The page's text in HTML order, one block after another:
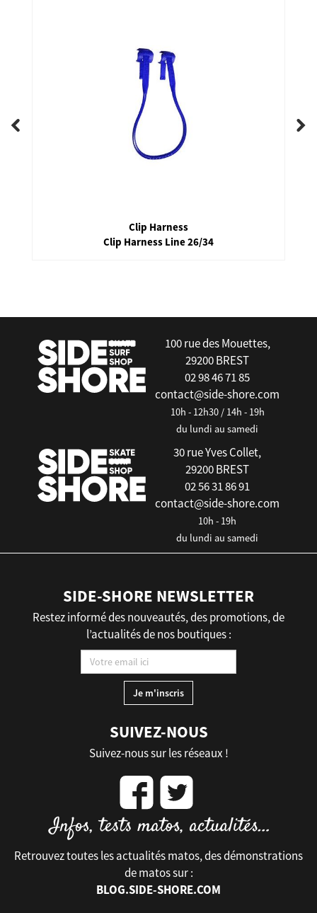
Clip Harness
Clip Harness Line 26/34
100 rue des Mouettes,
29200 BREST
02 98 46 71 85
contact@side-shore.com
10h - 12h30 / 14h - 19h
du lundi au samedi
30 rue Yves Collet,
29200 BREST
02 56 31 86 91
contact@side-shore.com
10h - 19h
du lundi au samedi
SIDE-SHORE NEWSLETTER
Restez informé des nouveautés, des promotions, de
l’actualités de nos boutiques :
SUIVEZ-NOUS
Suivez-nous sur les réseaux !
Retrouvez toutes les actualités matos, des démonstrations
de matos sur :
BLOG.SIDE-SHORE.COM